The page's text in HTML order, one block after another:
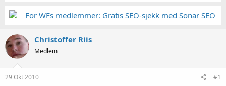
a
e
r
a
For WFs medlemmer: Gratis SEO-sjekk med Sonar SEO
Christoffer Riis
Medlem
29 Okt 2010 #1